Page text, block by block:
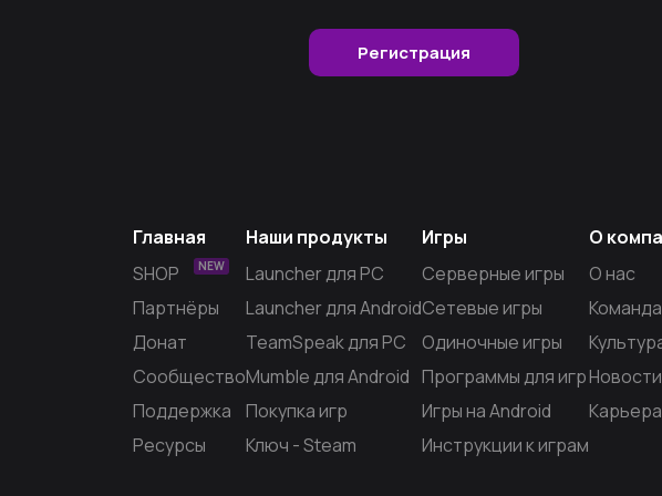
Регистрация
Главная
SHOP
NEW
Партнёры
Донат
Сообщество
Поддержка
Ресурсы
Наши продукты
Launcher для PC
Launcher для Android
TeamSpeak для PC
Mumble для Android
Покупка игр
Ключ - Steam
Игры
Серверные игры
Сетевые игры
Одиночные игры
Программы для игр
Игры на Android
Инструкции к играм
О
О нас
Команда
Новости
Карьера